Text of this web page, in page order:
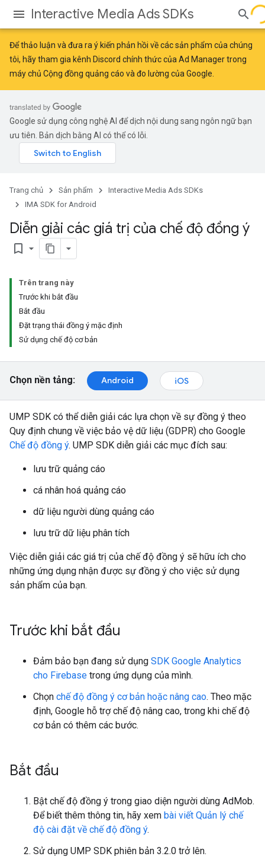
Interactive Media Ads SDKs
Để thảo luận và đưa ra ý kiến phản hồi về các sản phẩm của chúng
tôi, hãy tham gia kênh Discord chính thức của Ad Manager trong
máy chủ Cộng đồng quảng cáo và đo lường của Google
Google sử dụng công nghệ AI để dịch nội dung sang ngôn ngữ bạn
ưu tiên. Bản dịch bằng AI có thể có lỗi.
Trang chủ Sản phẩm
Interactive Media Ads SDKs
IMA SDK for Android
Diễn giải các giá trị của chế độ đồng ý
bookmark_border
Trên trang này
Trước khi bắt đầu
Bắt đầu
Đặt trạng thái đồng ý mặc định
Sử dụng chế độ cơ bản
Chọn nền tảng: Android iOS
UMP SDK có thể diễn giải các lựa chọn về sự đồng ý theo
Quy định chung về việc bảo vệ dữ liệu (GDPR) cho Google
Chế độ đồng ý. UMP SDK diễn giải các mục đích sau:
lưu trữ quảng cáo
cá nhân hoá quảng cáo
dữ liệu người dùng quảng cáo
lưu trữ dữ liệu phân tích
Việc diễn giải các giá trị của chế độ đồng ý sẽ hữu ích cho
những ứng dụng nhận được sự đồng ý cho việc sử dụng
sản phẩm của bạn.
Trước khi bắt đầu
Đảm bảo bạn đang sử dụng SDK Google Analytics
cho Firebase trong ứng dụng của mình.
Chọn chế độ đồng ý cơ bản hoặc nâng cao. Theo mặc
định, Google hỗ trợ chế độ nâng cao, trong khi chế độ
cơ bản có thêm các bước.
Bắt đầu
Bật chế độ đồng ý trong giao diện người dùng AdMob.
Để biết thêm thông tin, hãy xem bài viết Quản lý chế
độ cài đặt về chế độ đồng ý.
Sử dụng UMP SDK phiên bản 3.2.0 trở lên.